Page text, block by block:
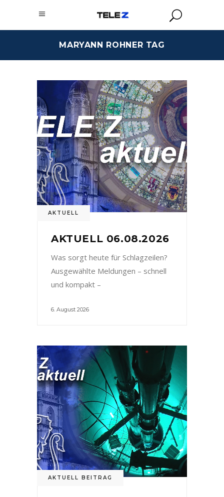
MARYANN ROHNER TAG
AKTUELL
AKTUELL 06.08.2026
Was sorgt heute für Schlagzeilen?
Ausgewählte Meldungen – schnell
und kompakt –
6. August 2026
AKTUELL BEITRAG